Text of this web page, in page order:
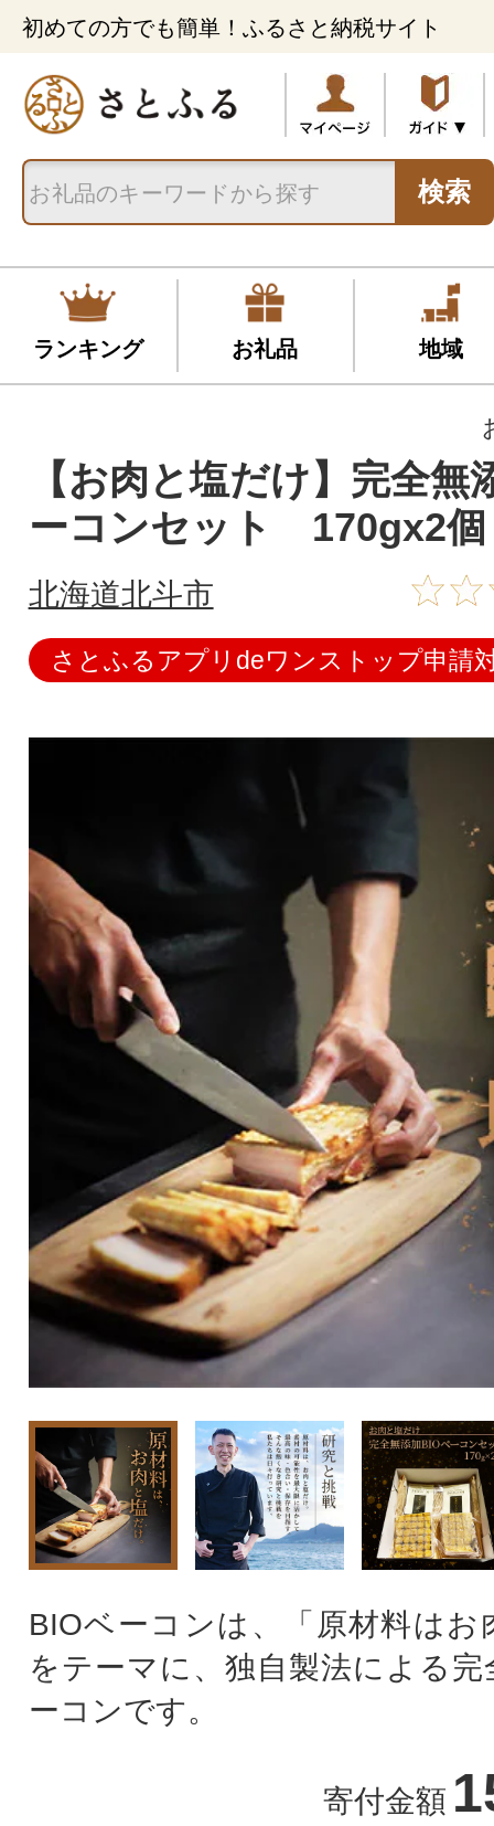
初めての方でも簡単！ふるさと納税サイト
検索
ランキング お礼品 地域
【お肉と塩だけ】完全無
ーコンセット 170gx2個
北海道北斗市
さとふるアプリdeワンストップ申請
BIOベーコンは、「原材料はお
をテーマに、独自製法による
ーコンです。
寄付金額